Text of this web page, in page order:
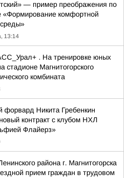
— пример преображения по
«Формирование комфортной
среды»
13:14
. На тренировке юных
стадионе Магнитогорского
комбината
форвард Никита Гребенкин
контракт с клубом НХЛ
Флайерз»
района г. Магнитогорска
прием граждан в трудовом